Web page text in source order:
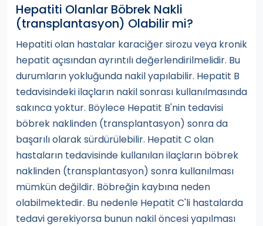
Hepatiti Olanlar Böbrek Nakli
(transplantasyon) Olabilir mi?
Hepatiti olan hastalar karaciğer sirozu veya kronik
hepatit açısından ayrıntılı değerlendirilmelidir. Bu
durumların yokluğunda nakil yapılabilir. Hepatit B
tedavisindeki ilaçların nakil sonrası kullanılmasında
sakınca yoktur. Böylece Hepatit B'nin tedavisi
böbrek naklinden (transplantasyon) sonra da
başarılı olarak sürdürülebilir. Hepatit C olan
hastaların tedavisinde kullanılan ilaçların böbrek
naklinden (transplantasyon) sonra kullanılması
mümkün değildir. Böbreğin kaybına neden
olabilmektedir. Bu nedenle Hepatit C'li hastalarda
tedavi gerekiyorsa bunun nakil öncesi yapılması